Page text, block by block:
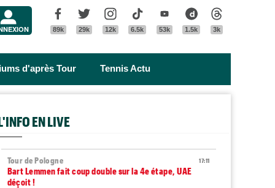
Facebook
89k
Twitter
29k
Instagram
12k
Tik Tok
6.5k
Youtube
53k
Dailymotion
1.5k 3k
d'après Tour Tennis Actu
EN LIVE
17:11
Tour de Pologne
Bart Lemmen fait coup double sur la 4e étape, UAE
déçoit !